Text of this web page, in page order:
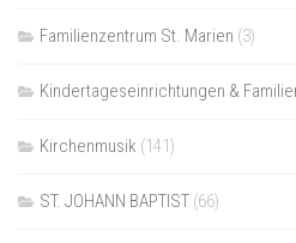
Familienzentrum St. Marien (3)
Kindertageseinrichtungen &
Kirchenmusik (141)
ST. JOHANN BAPTIST (66)